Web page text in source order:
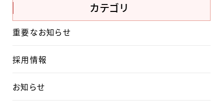
カテゴリ
重要なお知らせ
採用情報
お知らせ